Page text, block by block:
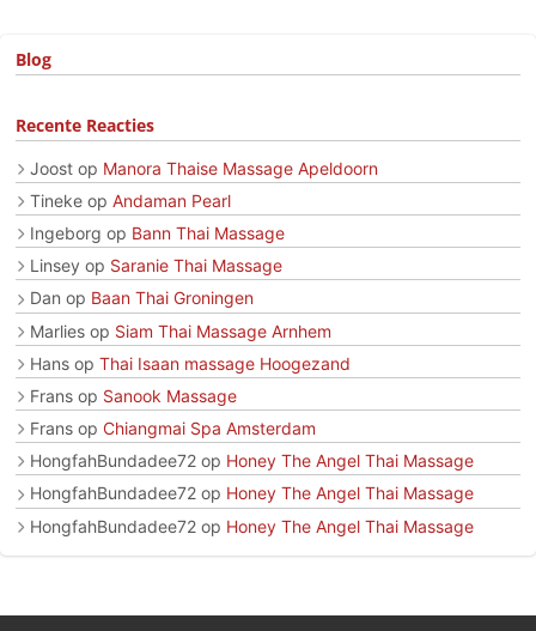
Blog
Recente Reacties
Joost op Manora Thaise Massage Apeldoorn
Tineke op Andaman Pearl
Ingeborg op Bann Thai Massage
Linsey op Saranie Thai Massage
Dan op Baan Thai Groningen
Marlies op Siam Thai Massage Arnhem
Hans op Thai Isaan massage Hoogezand
Frans op Sanook Massage
Frans op Chiangmai Spa Amsterdam
HongfahBundadee72 op Honey The Angel Thai Massage
HongfahBundadee72 op Honey The Angel Thai Massage
HongfahBundadee72 op Honey The Angel Thai Massage